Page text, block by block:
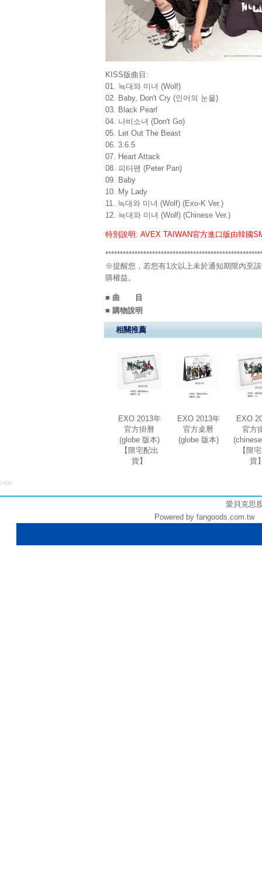
KISS版曲目:
01. 늑대와 미녀 (Wolf)
02. Baby, Don't Cry (인어의 눈물)
03. Black Pearl
04. 나비소녀 (Don't Go)
05. Let Out The Beast
06. 3.6.5
07. Heart Attack
08. 피터팬 (Peter Pan)
09. Baby
10. My Lady
11. 늑대와 미녀 (Wolf) (Exo-K Ver.)
12. 늑대와 미녀 (Wolf) (Chinese Ver.)
特別說明: AVEX TAIWAN官方進口版由韓國
※提醒您，若您有1次以上未於通知期限內至
購權益。
■ 曲 目
■ 購物說明
相關推薦
EXO 2013年
官方掛曆
(globe 版本)
【限宅配出
貨】
EXO 2013年
官方桌曆
(globe 版本)
EXO
官方
【限
貨
3400
愛貝克思
Powered by fangoods.com.tw 風谷